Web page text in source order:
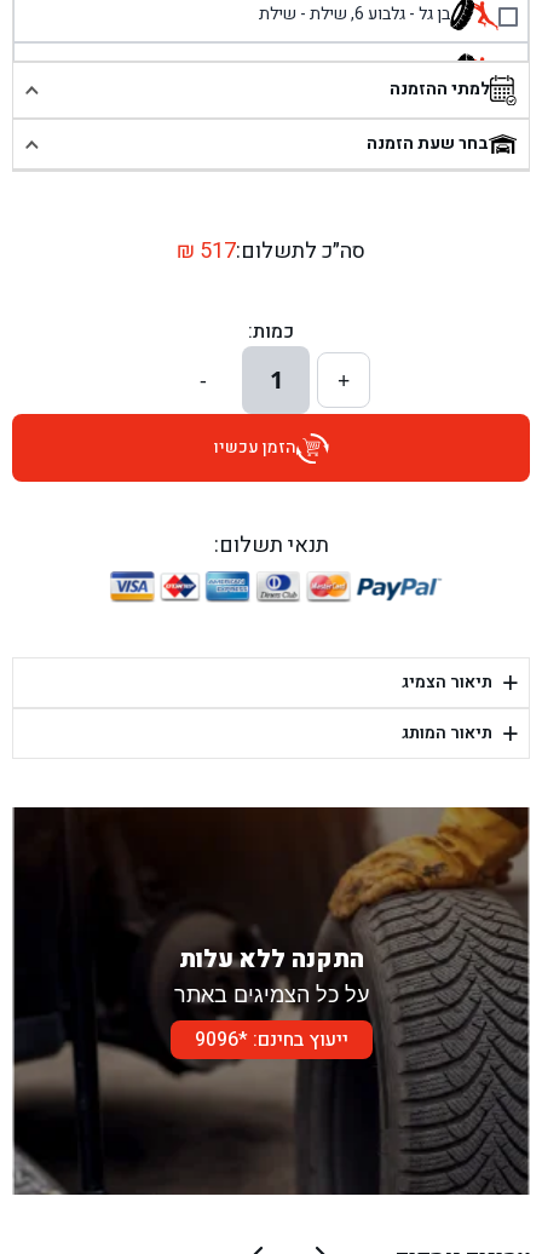
בן גל - גלבוע 6, שילת - שילת
בן גל - פוריידיס, כניסה צפונית מול כביש 4 - פרדיס
בן גל - שכונת אזור תעשייה זעירה, עיילבון - עיילבון
בן גל - דרך השבעה 20, אזור - אזור
בן גל - הרצל 6, גדרה - גדרה
בן גל - שדרות דוד בן גוריון 8, באר שבע - באר שבע
בן גל - היובלים 26, הוד השרון - הוד השרון
בן גל - יפת 88, תל אביב יפו - תל אביב
בן גל - דור אלון הר טוב - בית שמש
למתי ההזמנה
בחר שעת הזמנה
סה״כ לתשלום: ₪ 517
כמות:
+
1
-
הזמן עכשיו
תנאי תשלום:
+ תיאור הצמיג
+ תיאור המותג
התקנה ללא עלות
על כל הצמיגים באתר
ייעוץ בחינם: *9096